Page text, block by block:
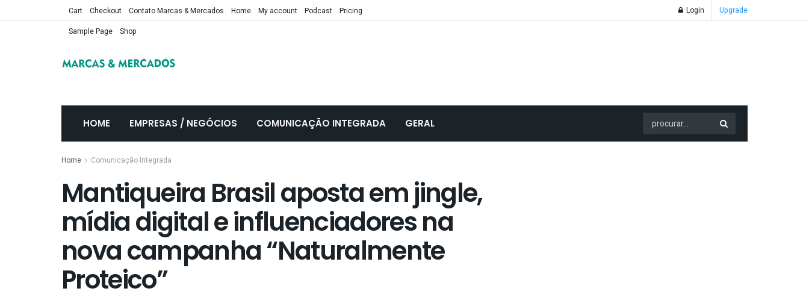
Cart Checkout Contato Marcas & Mercados Home My account Podcast
Pricing
Sample Page
Shop
Login Upgrade
HOME EMPRESAS / NEGÓCIOS COMUNICAÇÃO INTEGRADA GERAL
Home Comunicação Integrada
Mantiqueira Brasil aposta em jingle,
mídia digital e influenciadores na
nova campanha “Naturalmente
Proteico”